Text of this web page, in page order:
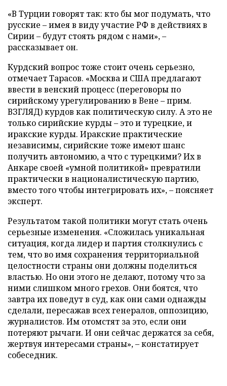
«В Турции говорят так: кто бы мог подумать, что
русские – имея в виду участие РФ в действиях в
Сирии – будут стоять рядом с нами», –
рассказывает он.
Курдский вопрос тоже стоит очень серьезно,
отмечает Тарасов. «Москва и США предлагают
ввести в венский процесс (переговоры по
сирийскому урегулированию в Вене – прим.
ВЗГЛЯД) курдов как политическую силу. А это не
только сирийские курды – это и турецкие, и
иракские курды. Иракские практические
независимы, сирийские тоже имеют шанс
получить автономию, а что с турецкими? Их в
Анкаре своей «умной политикой» превратили
практически в националистическую партию,
вместо того чтобы интегрировать их», – поясняет
эксперт.
Результатом такой политики могут стать очень
серьезные изменения. «Сложилась уникальная
ситуация, когда лидер и партия столкнулись с
тем, что во имя сохранения территориальной
целостности страны они должны поделиться
властью. Но они этого не делают, потому что за
ними слишком много грехов. Они боятся, что
завтра их поведут в суд, как они сами однажды
сделали, пересажав всех генералов, оппозицию,
журналистов. Им отомстят за это, если они
потеряют рычаги. И они сейчас держатся за себя,
жертвуя интересами страны», – констатирует
собеседник.